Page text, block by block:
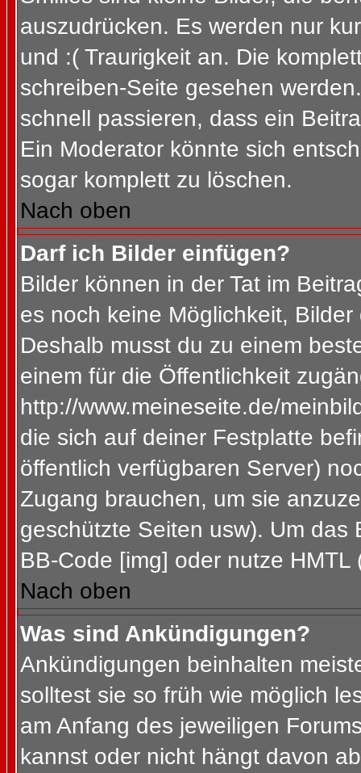
auszudrücken. Es werden nur
und :( Traurigkeit an. Die
schreiben-Seite gesehen
schnell passieren, dass ein
Ein Moderator könnte sich
sogar komplett zu löschen.
Nach oben
Darf ich Bilder einfügen?
Bilder können in der Tat im
es noch keine Möglichkeit,
Deshalb musst du zu einem
einem für die Öffentlichkeit
http://www.meineseite.de/
die sich auf deiner Festplatte
öffentlich verfügbaren Server)
Zugang brauchen, um sie
geschützte Seiten usw). Um
BB-Code [img] oder nutze HMTL
Nach oben
Was sind Ankündigungen?
Ankündigungen beinhalten
solltest sie so früh wie möglich
am Anfang des jeweiligen
kannst oder nicht hängt davon